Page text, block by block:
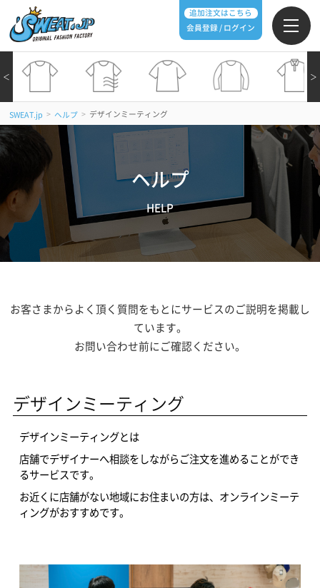
追加注文はこちら
会員登録 / ログイン
＞
＜
SWEAT.jp > ヘルプ > デザインミーティング
ヘルプ
HELP
お客さまからよく頂く質問をもとにサービスのご説明を掲載し
ています。
お問い合わせ前にご確認ください。
デザインミーティング
デザインミーティングとは
店舗でデザイナーへ相談をしながらご注文を進めることができ
るサービスです。
お近くに店舗がない地域にお住まいの方は、オンラインミーテ
ィングがおすすめです。